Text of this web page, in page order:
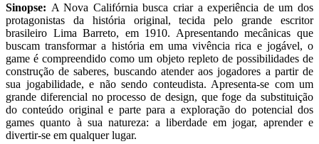
Sinopse: A Nova Califórnia busca criar a experiência de um dos
protagonistas da história original, tecida pelo grande escritor
brasileiro Lima Barreto, em 1910. Apresentando mecânicas que
buscam transformar a história em uma vivência rica e jogável, o
game é compreendido como um objeto repleto de possibilidades de
construção de saberes, buscando atender aos jogadores a partir de
sua jogabilidade, e não sendo conteudista. Apresenta-se com um
grande diferencial no processo de design, que foge da substituição
do conteúdo original e parte para a exploração do potencial dos
games quanto à sua natureza: a liberdade em jogar, aprender e
divertir-se em qualquer lugar.